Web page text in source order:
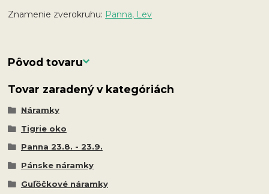
Znamenie zverokruhu: Panna, Lev
Pôvod tovaru
Tovar zaradený v kategóriách
Náramky
Tigrie oko
Panna 23.8. - 23.9.
Pánske náramky
Guľôčkové náramky